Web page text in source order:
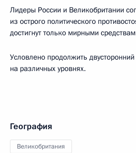
Лидеры России и Великобритании
из острого политического
достигнут только мирными
Условлено продолжить
на различных уровнях.
География
Великобритания